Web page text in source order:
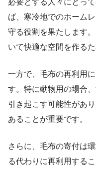
ば、寒冷地でのホーム
守る役割を果たします
いて快適な空間を作るた
一方で、毛布の再利用
す。特に動物用の場合
引き起こす可能性があ
あることが重要です。
さらに、毛布の寄付は
る代わりに再利用する